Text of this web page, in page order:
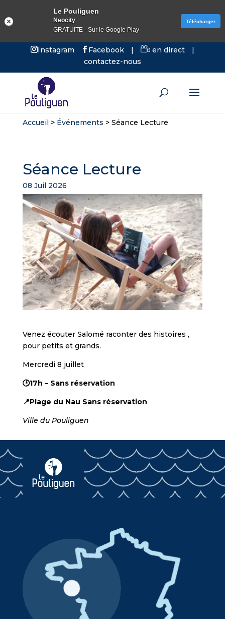
Instagram Facebook | en direct
|
contactez-nous
Accueil> Événements > Séance Lecture
Séance Lecture
08 Juil 2026
Venez écouter Salomé raconter des histoires ,
pour petits et grands.
Mercredi 8 juillet
🕒17h – Sans réservation
📍Plage du Nau Sans réservation
Ville du Pouliguen
Le Pouliguen
Neocity
GRATUITE - Sur le Google Play
Télécharger